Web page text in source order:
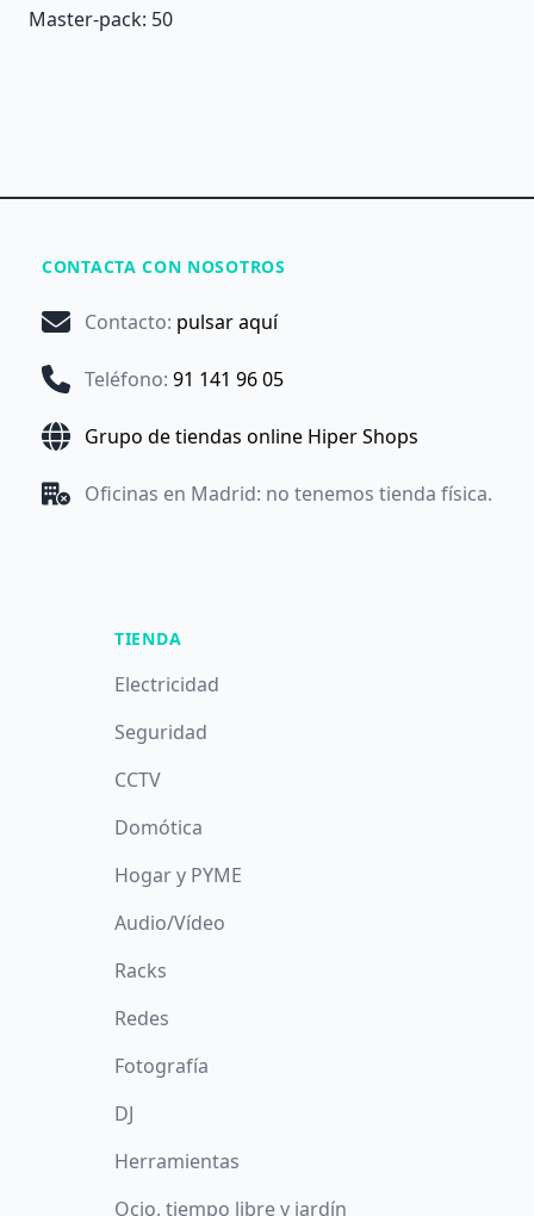
Master-pack: 50
CONTACTA CON NOSOTROS
Contacto: pulsar aquí
Teléfono: 91 141 96 05
Grupo de tiendas online Hiper Shops
Oficinas en Madrid: no tenemos tienda física.
TIENDA
Electricidad
Seguridad
CCTV
Domótica
Hogar y PYME
Audio/Vídeo
Racks
Redes
Fotografía
DJ
Herramientas
Ocio, tiempo libre y jardín